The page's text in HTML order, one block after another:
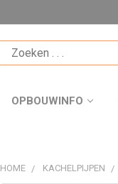
OPBOUWINFO
HOME KACHELPIJPEN